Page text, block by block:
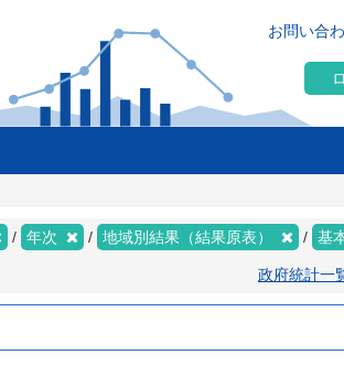
お問い合
年次 地域別結果（結果原表） 基
政府統計一